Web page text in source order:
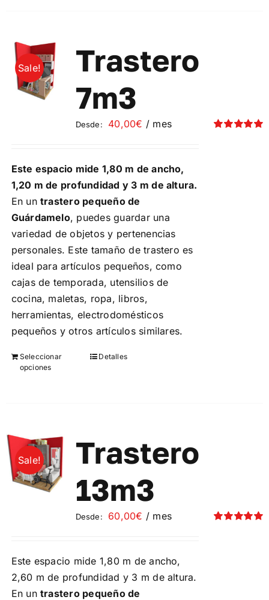
opciones
pueden
elegir
en
de
producto
Sale!
Trastero
7m3
Desde: 40,00€ / mes
Este espacio mide 1,80 m de ancho,
1,20 m de profundidad y 3 m de altura.
En un trastero pequeño de
Guárdamelo, puedes guardar una
variedad de objetos y pertenencias
personales. Este tamaño de trastero es
ideal para artículos pequeños, como
cajas de temporada, utensilios de
cocina, maletas, ropa, libros,
herramientas, electrodomésticos
pequeños y otros artículos similares.
Seleccionar
opciones
Este
opciones
pueden
elegir
en
de
producto
Detalles
Sale!
Trastero
13m3
Desde: 60,00€ / mes
Este espacio mide 1,80 m de ancho,
2,60 m de profundidad y 3 m de altura.
En un trastero pequeño de